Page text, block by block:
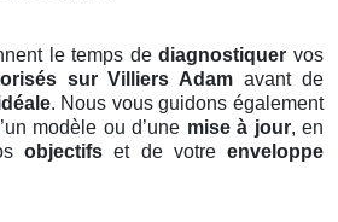
le temps dediagnostiquer vos
sur Villiers Adamavant de
. Nous vous guidons également
modèle ou d’une mise à jour, en
objectifs et de votre enveloppe